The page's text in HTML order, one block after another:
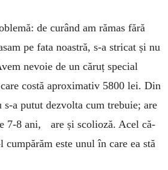
de curând am ră­mas fără
pe fata noastră, s-a stricat și nu
nevoie de un căruț special
costă aproximativ 5800 lei. Din
a putut dezvolta cum trebuie; are
7-8 ani, are și scolioză. Acel că­
este unul în care ea stă